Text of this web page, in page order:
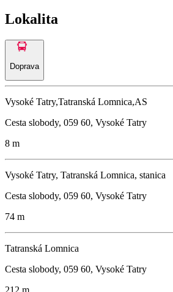
Lokalita
Doprava
Vysoké Tatry,Tatranská Lomnica,AS
Cesta slobody, 059 60, Vysoké Tatry
8 m
Vysoké Tatry, Tatranská Lomnica, stanica
Cesta slobody, 059 60, Vysoké Tatry
74 m
Tatranská Lomnica
Cesta slobody, 059 60, Vysoké Tatry
212 m